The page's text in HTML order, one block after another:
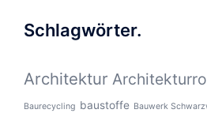
Schlagwörter.
Architektur
Baurecycling baustoffe Bauwerk